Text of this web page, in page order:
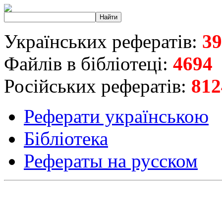
Українських рефератів:
Файлів в бібліотеці: 4694
Російських рефератів:
Реферати українською
Бібліотека
Рефераты на русском